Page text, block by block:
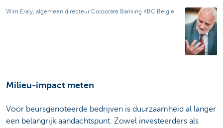
Wim Eraly, algemeen directeur Corporate Banking KBC België
Milieu-impact meten
Voor beursgenoteerde bedrijven is duurzaamheid al langer
een belangrijk aandachtspunt. Zowel investeerders als